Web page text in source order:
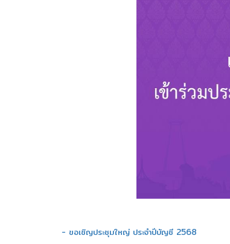
- ขอเชิญประชุมใหญ่ ประจำปีบัญชี 2568